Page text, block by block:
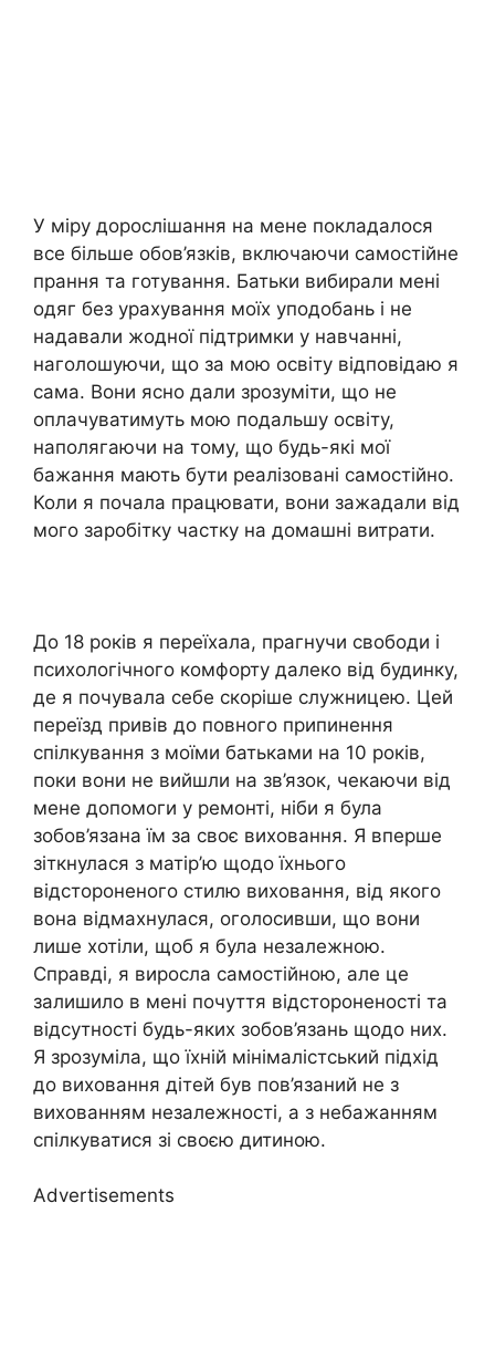
У міру дорослішання на мене покладалося
все більше обов’язків, включаючи самостійне
прання та готування. Батьки вибирали мені
одяг без урахування моїх уподобань і не
надавали жодної підтримки у навчанні,
наголошуючи, що за мою освіту відповідаю я
сама. Вони ясно дали зрозуміти, що не
оплачуватимуть мою подальшу освіту,
наполягаючи на тому, що будь-які мої
бажання мають бути реалізовані самостійно.
Коли я почала працювати, вони зажадали від
мого заробітку частку на домашні витрати.
До 18 років я переїхала, прагнучи свободи і
психологічного комфорту далеко від будинку,
де я почувала себе скоріше служницею. Цей
переїзд привів до повного припинення
спілкування з моїми батьками на 10 років,
поки вони не вийшли на зв’язок, чекаючи від
мене допомоги у ремонті, ніби я була
зобов’язана їм за своє виховання. Я вперше
зіткнулася з матір’ю щодо їхнього
відстороненого стилю виховання, від якого
вона відмахнулася, оголосивши, що вони
лише хотіли, щоб я була незалежною.
Справді, я виросла самостійною, але це
залишило в мені почуття відстороненості та
відсутності будь-яких зобов’язань щодо них.
Я зрозуміла, що їхній мінімалістський підхід
до виховання дітей був пов’язаний не з
вихованням незалежності, а з небажанням
спілкуватися зі своєю дитиною.
Advertisements